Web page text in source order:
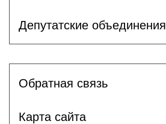
Депутатские объединения
Обратная связь
Карта сайта